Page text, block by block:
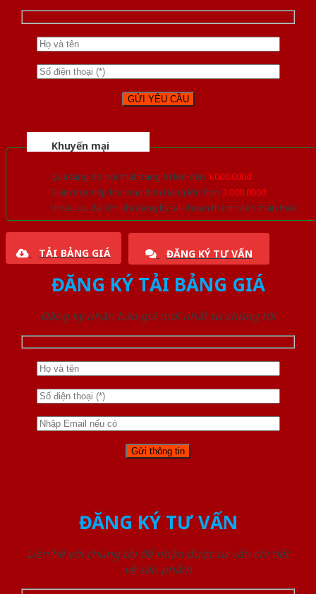
Khuyến mại
Quà tặng đồ nội thất trang trí lên đến 1.000.000đ
Giảm trực tiếp khi mua đơn hàng lớn hơn 3.000.000đ
Nhiều ưu đãi lớn khi đăng ký tài khoản thành viên thân thiết
TẢI BẢNG GIÁ ĐĂNG KÝ TƯ VẤN
ĐĂNG KÝ TẢI BẢNG GIÁ
Đăng ký nhận báo giá mới nhất từ chúng tôi
ĐĂNG KÝ TƯ VẤN
Liên hệ với chúng tôi để nhận được tư vấn chi tiết
về sản phẩm